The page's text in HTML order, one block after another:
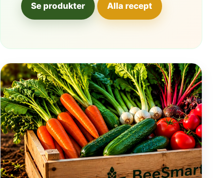
Se produkter Alla recept